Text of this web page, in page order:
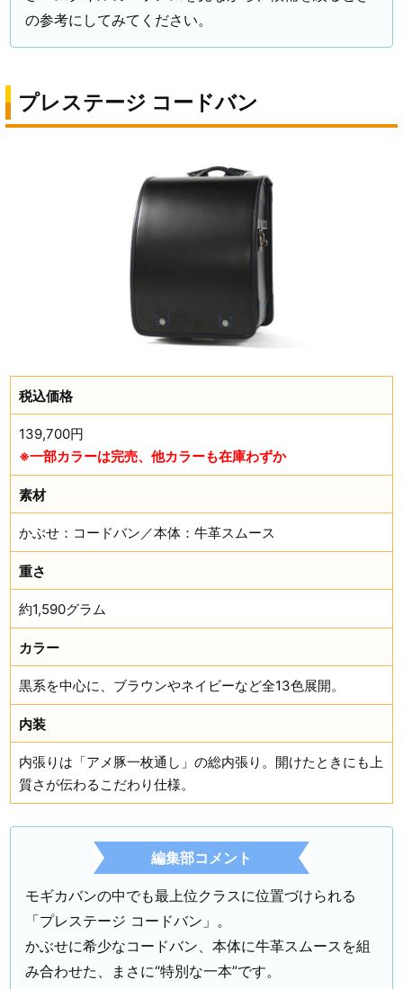
の参考にしてみてください。
プレステージ コードバン
税込価格
139,700円
※一部カラーは完売、他カラーも在庫わずか
素材
かぶせ：コードバン／本体：牛革スムース
重さ
約1,590グラム
カラー
黒系を中心に、ブラウンやネイビーなど全13色展開。
内装
内張りは「アメ豚一枚通し」の総内張り。開けたときにも上
質さが伝わるこだわり仕様。
編集部コメント
モギカバンの中でも最上位クラスに位置づけられる
「プレステージ コードバン」。
かぶせに希少なコードバン、本体に牛革スムースを組
み合わせた、まさに“特別な一本”です。